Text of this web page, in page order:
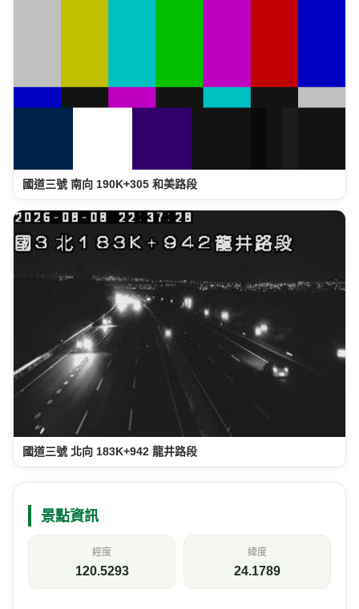
國道三號 南向 190K+305 和美路段
國道三號 北向 183K+942 龍井路段
景點資訊
經度
120.5293
緯度
24.1789